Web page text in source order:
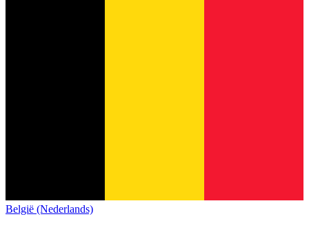
België (Nederlands)